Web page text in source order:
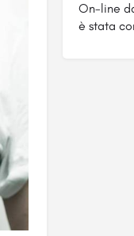
On-line
è stata